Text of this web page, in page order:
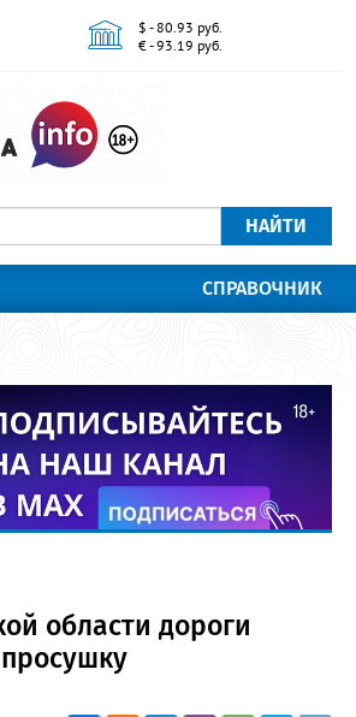
$ - 80.93 руб.
€ - 93.19 руб.
НАЙТИ
СПРАВОЧНИК
области дороги